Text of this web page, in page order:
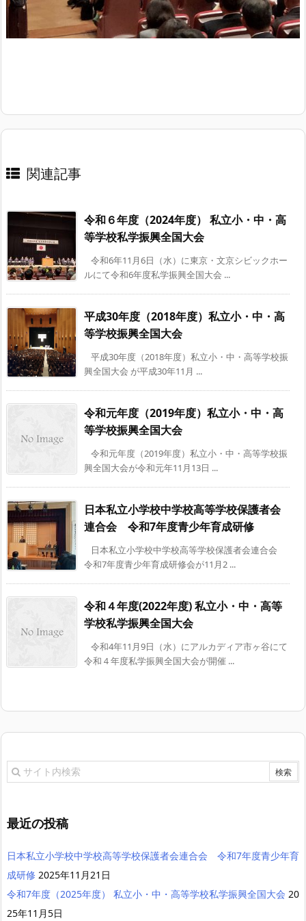
関連記事
令和６年度（2024年度） 私立小・中・高
等学校私学振興全国大会
令和6年11月6日（水）に東京・文京シビックホー
ルにて令和6年度私学振興全国大会 ...
平成30年度（2018年度）私立小・中・高
等学校振興全国大会
平成30年度（2018年度）私立小・中・高等学校振
興全国大会 が平成30年11月 ...
令和元年度（2019年度）私立小・中・高
等学校振興全国大会
令和元年度（2019年度）私立小・中・高等学校振
興全国大会が令和元年11月13日 ...
日本私立小学校中学校高等学校保護者会
連合会 令和7年度青少年育成研修
日本私立小学校中学校高等学校保護者会連合会
令和7年度青少年育成研修会が11月2 ...
令和４年度(2022年度) 私立小・中・高等
学校私学振興全国大会
令和4年11月9日（水）にアルカディア市ヶ谷にて
令和４年度私学振興全国大会が開催 ...
最近の投稿
日本私立小学校中学校高等学校保護者会連合会 令和7年度青少年育
成研修 2025年11月21日
令和7年度（2025年度） 私立小・中・高等学校私学振興全国大会 20
25年11月5日